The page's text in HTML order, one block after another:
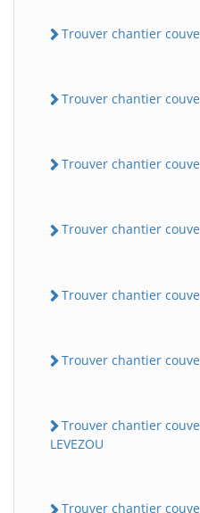
Trouver chantier
Trouver chantier
Trouver chantier
Trouver chantier
Trouver chantier
Trouver chantier
Trouver chantier
LEVEZOU
Trouver chantier